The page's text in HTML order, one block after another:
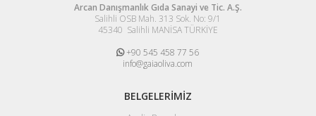
Arcan Danışmanlık Gıda Sanayi ve Tic. A.Ş.
Salihli OSB Mah. 313 Sok. No: 9/1
45340 Salihli MANİSA TÜRKİYE
+90 545 458 77 56
info@gaiaoliva.com
BELGELERİMİZ